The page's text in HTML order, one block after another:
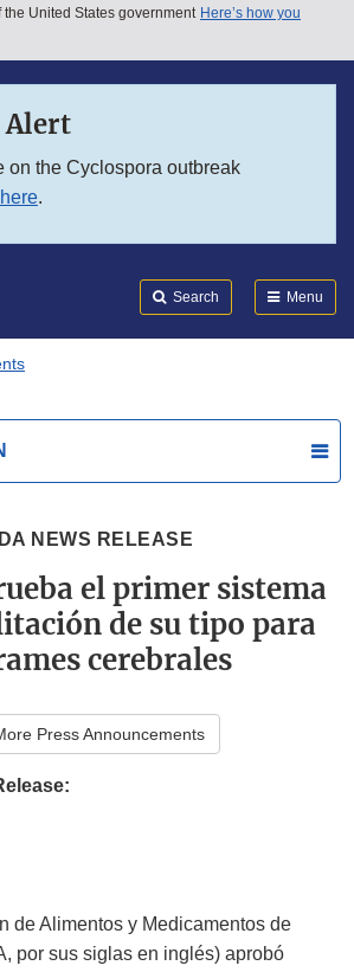
menu
United States government Here’s how you
Alert
on the Cyclospora outbreak
here.
Search Menu
NEWS RELEASE
el primer sistema
de su tipo para
cerebrales
Press Announcements
de Alimentos y Medicamentos de
por sus siglas en inglés) aprobó